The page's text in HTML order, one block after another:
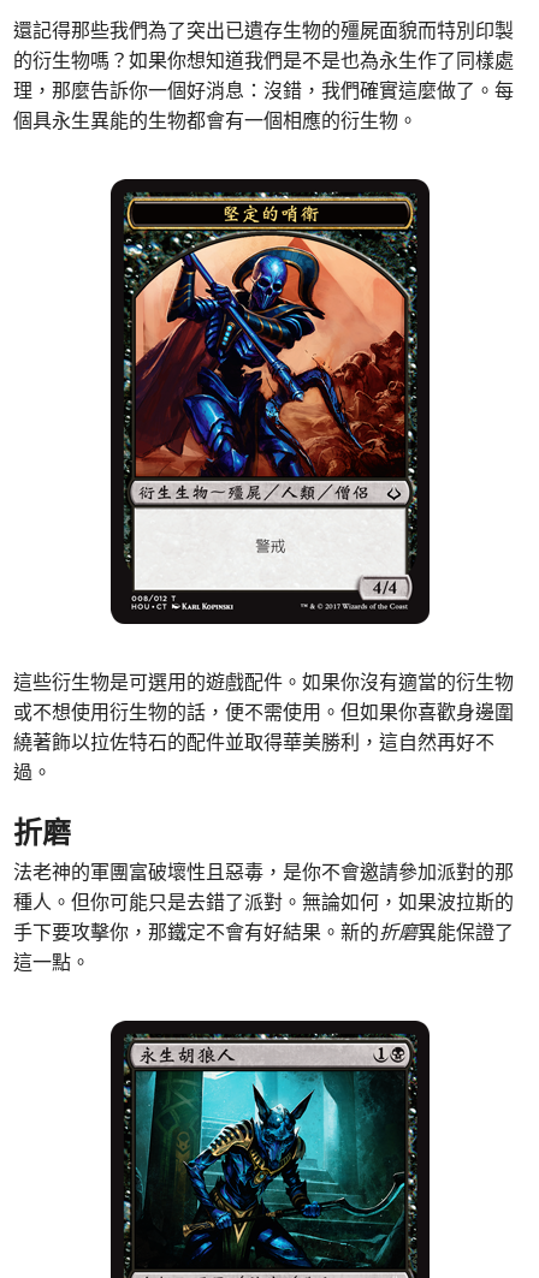
還記得那些我們為了突出已遺存生物的殭屍面貌而特別印製
的衍生物嗎？如果你想知道我們是不是也為永生作了同樣處
理，那麼告訴你一個好消息：沒錯，我們確實這麼做了。每
個具永生異能的生物都會有一個相應的衍生物。
這些衍生物是可選用的遊戲配件。如果你沒有適當的衍生物
或不想使用衍生物的話，便不需使用。但如果你喜歡身邊圍
繞著飾以拉佐特石的配件並取得華美勝利，這自然再好不
過。
折磨
法老神的軍團富破壞性且惡毒，是你不會邀請參加派對的那
種人。但你可能只是去錯了派對。無論如何，如果波拉斯的
手下要攻擊你，那鐵定不會有好結果。新的折磨異能保證了
這一點。